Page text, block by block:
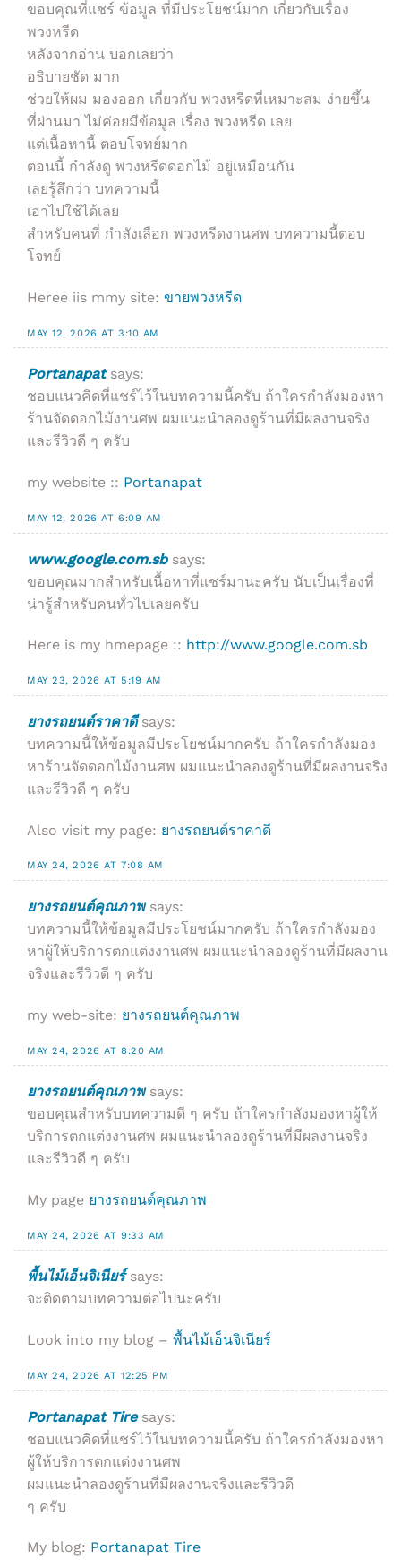
ขอบคุณที่แชร์ ข้อมูล ที่มีประโยชน์มาก เกี่ยวกับเรื่อง
พวงหรีด
หลังจากอ่าน บอกเลยว่า
อธิบายชัด มาก
ช่วยให้ผม มองออก เกี่ยวกับ พวงหรีดที่เหมาะสม ง่ายขึ้น
ที่ผ่านมา ไม่ค่อยมีข้อมูล เรื่อง พวงหรีด เลย
แต่เนื้อหานี้ ตอบโจทย์มาก
ตอนนี้ กำลังดู พวงหรีดดอกไม้ อยู่เหมือนกัน
เลยรู้สึกว่า บทความนี้
เอาไปใช้ได้เลย
สำหรับคนที่ กำลังเลือก พวงหรีดงานศพ บทความนี้ตอบ
โจทย์
Heree iis mmy site: ขายพวงหรีด
MAY 12, 2026 AT 3:10 AM
Portanapat says:
ชอบแนวคิดที่แชร์ไว้ในบทความนี้ครับ ถ้าใครกำลังมองหา
ร้านจัดดอกไม้งานศพ ผมแนะนำลองดูร้านที่มีผลงานจริง
และรีวิวดี ๆ ครับ
my website :: Portanapat
MAY 12, 2026 AT 6:09 AM
www.google.com.sb says:
ขอบคุณมากสำหรับเนื้อหาที่แชร์มานะครับ นับเป็นเรื่องที่
น่ารู้สำหรับคนทั่วไปเลยครับ
Here is my hmepage :: http://www.google.com.sb
MAY 23, 2026 AT 5:19 AM
ยางรถยนต์ราคาดี says:
บทความนี้ให้ข้อมูลมีประโยชน์มากครับ ถ้าใครกำลังมอง
หาร้านจัดดอกไม้งานศพ ผมแนะนำลองดูร้านที่มีผลงานจริง
และรีวิวดี ๆ ครับ
Also visit my page: ยางรถยนต์ราคาดี
MAY 24, 2026 AT 7:08 AM
ยางรถยนต์คุณภาพ says:
บทความนี้ให้ข้อมูลมีประโยชน์มากครับ ถ้าใครกำลังมอง
หาผู้ให้บริการตกแต่งงานศพ ผมแนะนำลองดูร้านที่มีผลงาน
จริงและรีวิวดี ๆ ครับ
my web-site: ยางรถยนต์คุณภาพ
MAY 24, 2026 AT 8:20 AM
ยางรถยนต์คุณภาพ says:
ขอบคุณสำหรับบทความดี ๆ ครับ ถ้าใครกำลังมองหาผู้ให้
บริการตกแต่งงานศพ ผมแนะนำลองดูร้านที่มีผลงานจริง
และรีวิวดี ๆ ครับ
My page ยางรถยนต์คุณภาพ
MAY 24, 2026 AT 9:33 AM
พื้นไม้เอ็นจิเนียร์ says:
จะติดตามบทความต่อไปนะครับ
Look into my blog – พื้นไม้เอ็นจิเนียร์
MAY 24, 2026 AT 12:25 PM
Portanapat Tire says:
ชอบแนวคิดที่แชร์ไว้ในบทความนี้ครับ ถ้าใครกำลังมองหา
ผู้ให้บริการตกแต่งงานศพ
ผมแนะนำลองดูร้านที่มีผลงานจริงและรีวิวดี
ๆ ครับ
My blog: Portanapat Tire